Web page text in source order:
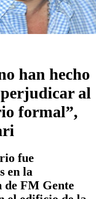
han hecho
perjudicar al
formal”,
fue
en la
de FM Gente